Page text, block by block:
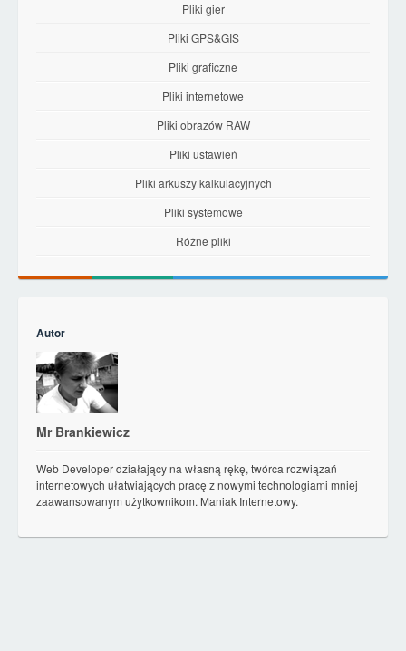
Pliki gier
Pliki GPS&GIS
Pliki graficzne
Pliki internetowe
Pliki obrazów RAW
Pliki ustawień
Pliki arkuszy kalkulacyjnych
Pliki systemowe
Różne pliki
Autor
Mr Brankiewicz
Web Developer działający na własną rękę, twórca rozwiązań
internetowych ułatwiających pracę z nowymi technologiami mniej
zaawansowanym użytkownikom. Maniak Internetowy.